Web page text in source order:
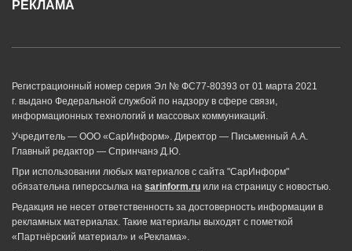
РЕКЛАМА
Регистрационный номер серия Эл № ФС77-80393 от 01 марта 2021
г. выдано Федеральной службой по надзору в сфере связи,
информационных технологий и массовых коммуникаций.
Учредитель — ООО «СарИнформ». Директор — Письменный А.А.
Главный редактор — Спринчанэ Д.Ю.
При использовании любых материалов с сайта "СарИнформ"
обязательна гиперссылка на sarinform.ru или на страницу с новостью.
Редакция не несет ответственность за достоверность информации в
рекламных материалах. Такие материалы выходят с пометкой
«Партнёрский материал» и «Реклама».